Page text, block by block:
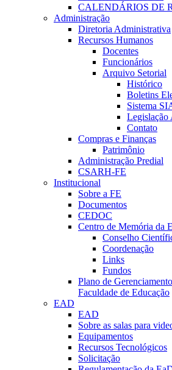
CALENDÁRIOS DE
Administração
Diretoria Administrativa
Recursos Humanos
Docentes
Funcionários
Arquivo Setorial
Histórico
Boletins
Sistema
Legislação
Contato
Compras e Finanças
Patrimônio
Administração Predial
CSARH-FE
Institucional
Sobre a FE
Documentos
CEDOC
Centro de Memória da
Conselho
Coordenação
Links
Fundos
Plano de
Faculdade de Educação
EAD
EAD
Sobre as salas para
Equipamentos
Recursos Tecnológicos
Solicitação